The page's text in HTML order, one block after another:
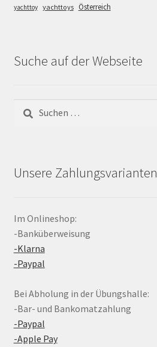
yachttoy yachttoys Österreich
Suche auf der Webseite
Suchen
nach:
Unsere Zahlungsvarianten
Im Onlineshop:
-Banküberweisung
-Klarna
-Paypal
Bei Abholung in der Übungshalle:
-Bar- und Bankomatzahlung
-Paypal
-Apple Pay